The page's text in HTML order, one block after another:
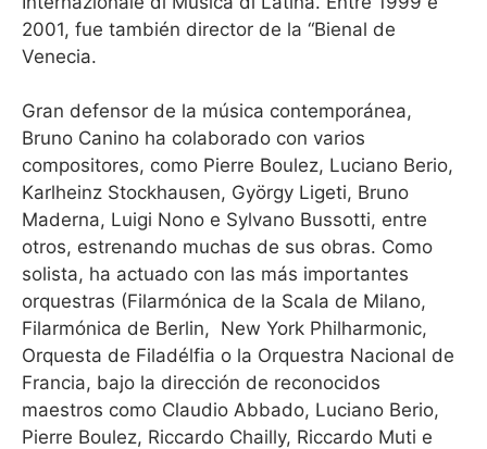
2001, fue también director de la “Bienal de
Venecia.
Gran defensor de la música contemporánea,
Bruno Canino ha colaborado con varios
compositores, como Pierre Boulez, Luciano Berio,
Karlheinz Stockhausen, György Ligeti, Bruno
Maderna, Luigi Nono e Sylvano Bussotti, entre
otros, estrenando muchas de sus obras. Como
solista, ha actuado con las más importantes
orquestras (Filarmónica de la Scala de Milano,
Filarmónica de Berlin, New York Philharmonic,
Orquesta de Filadélfia o la Orquestra Nacional de
Francia, bajo la dirección de reconocidos
maestros como Claudio Abbado, Luciano Berio,
Pierre Boulez, Riccardo Chailly, Riccardo Muti e